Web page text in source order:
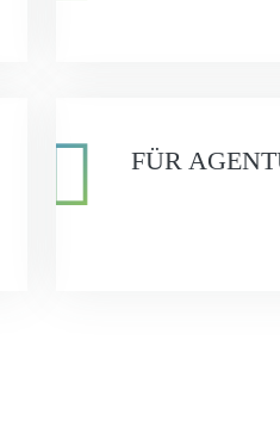
FÜR